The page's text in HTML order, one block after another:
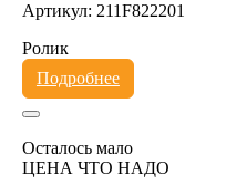
Артикул: 211F822201
Ролик
Подробнее
Осталось мало
ЦЕНА ЧТО НАДО